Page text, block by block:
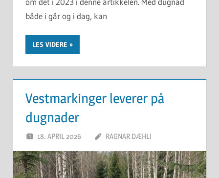
både i går og i dag, kan
LES VIDERE
Vestmarkinger leverer på
dugnader
18. APRIL 2026 RAGNAR DÆHLI